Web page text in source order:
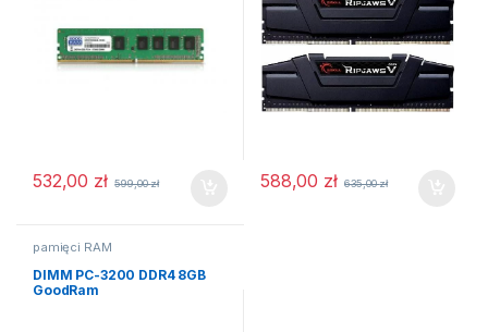
532,00 zł 599,00zł 588,00 zł 635,00zł
pamięci RAM
DIMM PC-3200 DDR4 8GB
GoodRam